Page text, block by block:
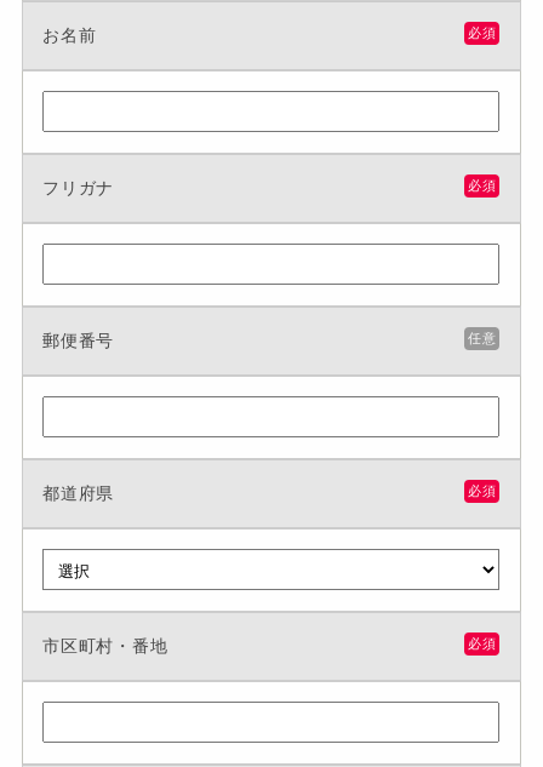
お名前 必須
フリガナ 必須
郵便番号 任意
都道府県 必須
市区町村・番地 必須